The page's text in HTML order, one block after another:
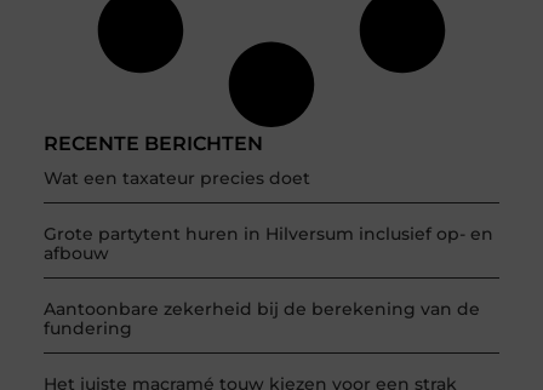
RECENTE BERICHTEN
Wat een taxateur precies doet
Grote partytent huren in Hilversum inclusief op- en
afbouw
Aantoonbare zekerheid bij de berekening van de
fundering
Het juiste macramé touw kiezen voor een strak